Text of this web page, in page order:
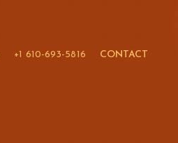
+1 610-693-5816 CONTACT